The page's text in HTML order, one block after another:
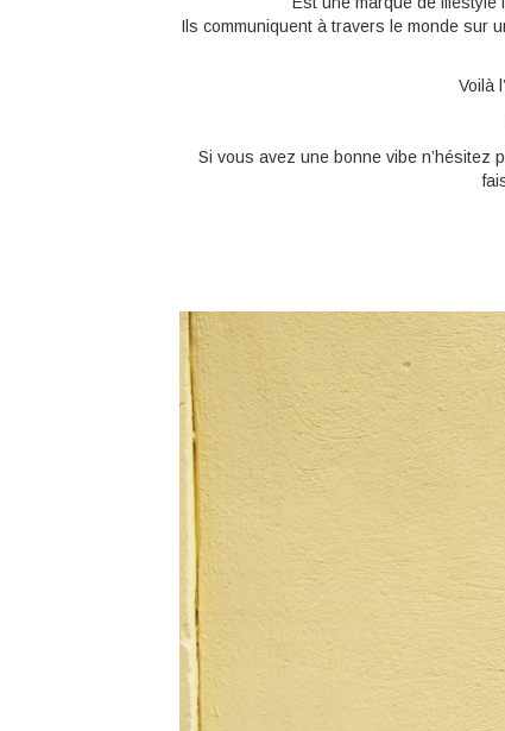
Ils communiquent à travers le monde sur
Voilà
Si vous avez une bonne vibe n’hésitez